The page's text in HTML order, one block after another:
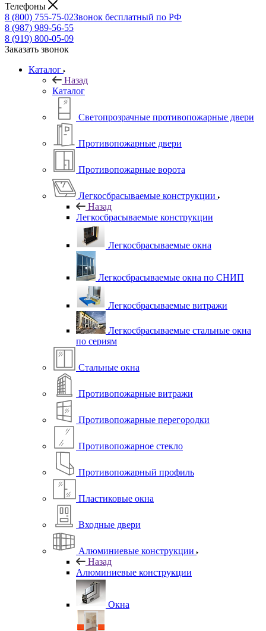
Телефоны
8 (800) 755-75-02Звонок бесплатный по РФ
8 (987) 989-56-55
8 (919) 800-05-09
Заказать звонок
Каталог
Назад
Каталог
Светопрозрачные противопожарные двери
Противопожарные двери
Противопожарные ворота
Легкосбрасываемые конструкции
Назад
Легкосбрасываемые конструкции
Легкосбрасываемые окна
Легкосбрасываемые окна по СНИП
Легкосбрасываемые витражи
Легкосбрасываемые стальные окна
по сериям
Стальные окна
Противопожарные витражи
Противопожарные перегородки
Противопожарное стекло
Противопожарный профиль
Пластиковые окна
Входные двери
Алюминиевые конструкции
Назад
Алюминиевые конструкции
Окна